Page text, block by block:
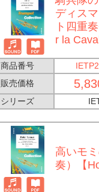
ディス
ト四重
r la
商品番号
販売価格
シリーズ
高いモ
奏）【